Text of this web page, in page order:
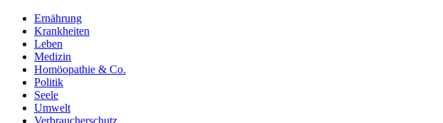
Ernährung
Krankheiten
Leben
Medizin
Homöopathie & Co.
Politik
Seele
Umwelt